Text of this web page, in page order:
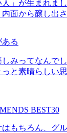
」が生まれま
面から醸し出
る
みってなんで
と素晴らしい
BEST30
もちろん、グ